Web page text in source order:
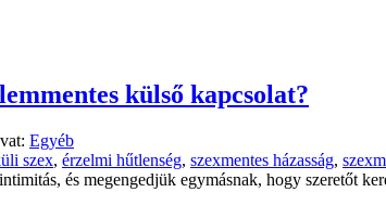
külső kapcsolat?
Egyéb
szex, érzelmi hűtlenség, szexmentes házasság,
és megengedjük egymásnak, hogy szeretőt